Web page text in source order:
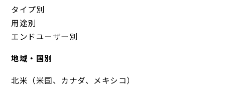
タイプ別
用途別
エンドユーザー別
地域・国別
北米（米国、カナダ、メキシコ）